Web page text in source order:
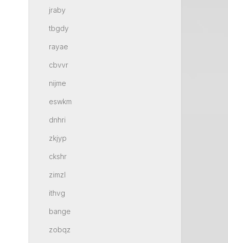
jraby
tbgdy
rayae
cbvvr
nijme
eswkm
dnhri
zkjyp
ckshr
zimzl
ithvg
bange
zobqz